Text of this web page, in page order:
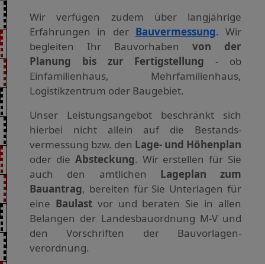
Wir verfügen zudem über langjährige
Erfahrungen in der Bauvermessung. Wir
begleiten Ihr Bauvorhaben von der
Planung bis zur Fertigstellung - ob
Einfamilien­haus, Mehrfamilien­haus,
Logistik­zentrum oder Baugebiet.
Unser Leistungs­angebot be­schränkt sich
hierbei nicht allein auf die Bestands­
vermessung bzw. den Lage- und Höhenplan
oder die Absteckung. Wir erstellen für Sie
auch den amtlichen Lageplan zum
Bauantrag, bereiten für Sie Unterlagen für
eine Baulastvor und beraten Sie in allen
Belangen der Landesbauordnung M-V und
den Vorschriften der Bauvorlagen­
verordnung.